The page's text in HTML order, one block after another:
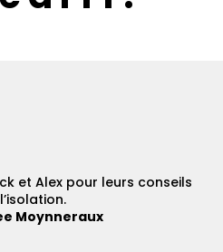
et Alex pour leurs conseils
Moynneraux